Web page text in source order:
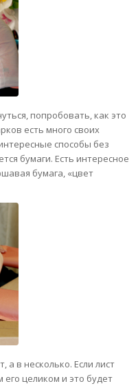
попробовать, как это
есть много своих
способы без
бумаги. Есть интересное
бумага, «цвет
в несколько. Если лист
его целиком и это будет